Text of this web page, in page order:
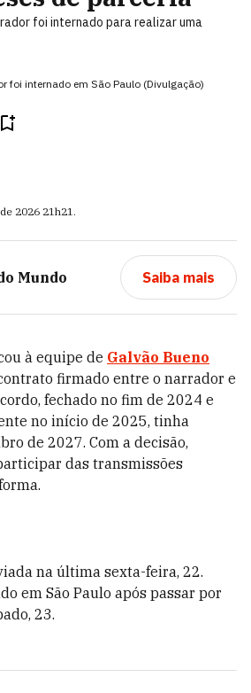
foi internado para realizar uma
foi internado em São Paulo (Divulgação)
2026 21h21.
Mundo Saiba mais
à equipe de Galvão Bueno
firmado entre o narrador e
fechado no fim de 2024 e
no início de 2025, tinha
de 2027. Com a decisão,
das transmissões
na última sexta-feira, 22.
em São Paulo após passar por
23.